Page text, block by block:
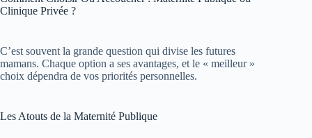
Clinique Privée ?
C’est souvent la grande question qui divise les futures
mamans. Chaque option a ses avantages, et le « meilleur »
choix dépendra de vos priorités personnelles.
Les Atouts de la Maternité Publique